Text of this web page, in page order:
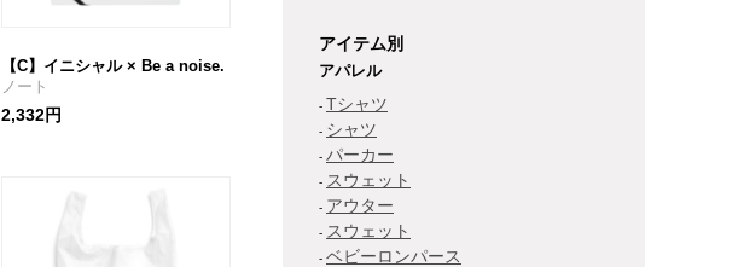
【C】イニシャル × Be a noise.
ノート
2,332円
アイテム別
アパレル
Tシャツ
シャツ
パーカー
スウェット
アウター
スウェット
ベビーロンパース